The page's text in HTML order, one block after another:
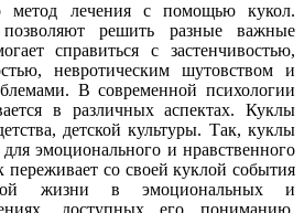
лечения с помощью кукол.
решить разные важные
справиться с застенчивостью,
невротическим шутовством и
В современной психологии
в различных аспектах. Куклы
детской культуры. Так, куклы
эмоционального и нравственного
переживает со своей куклой события
жизни в эмоциональных и